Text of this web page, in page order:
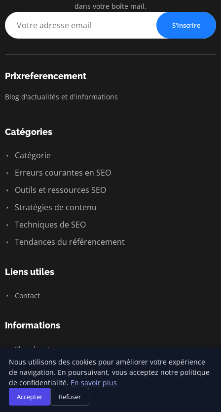
dans votre boîte mail.
S'inscrire
Prixreferencement
Blog d'actualités et d'informations
Catégories
Catégorie
Erreurs courantes en SEO
Outils et ressources SEO
Stratégies de contenu
Techniques de SEO
Tendances du référencement
Liens utiles
Contact
Informations
Plan du site
© 2026 Prixreferencement. Tous droits réservés.
Nous utilisons des cookies pour améliorer votre expérience
de navigation. En poursuivant, vous acceptez notre politique
de confidentialité. En savoir plus
Accepter Refuser